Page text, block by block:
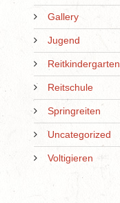
Gallery
Jugend
Reitkindergarten
Reitschule
Springreiten
Uncategorized
Voltigieren